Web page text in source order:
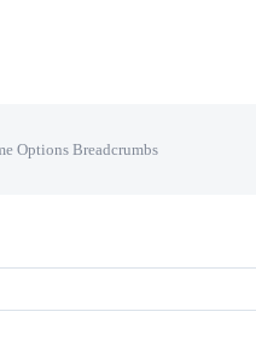
Options Breadcrumbs